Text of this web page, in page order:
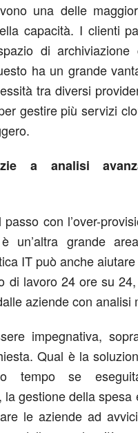
una delle
capacità. I clienti
di
ha un grande
tra diversi
gestire più servizi
a analisi
con l’over-
un’altra grande
IT può anche
di lavoro 24 ore su
aziende con analisi
impegnativa,
Qual è la
tempo se
la gestione della
le aziende ad